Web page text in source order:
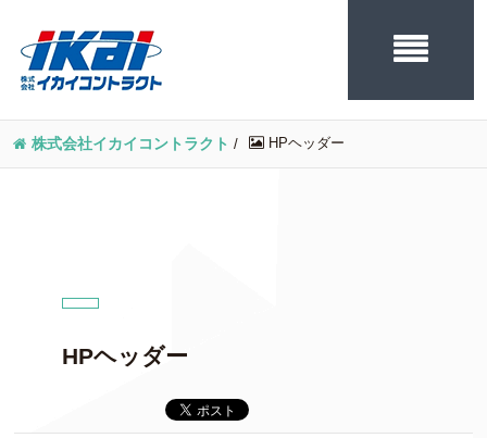
株式会社イカイコントラクト / HPヘッダー
HPヘッダー